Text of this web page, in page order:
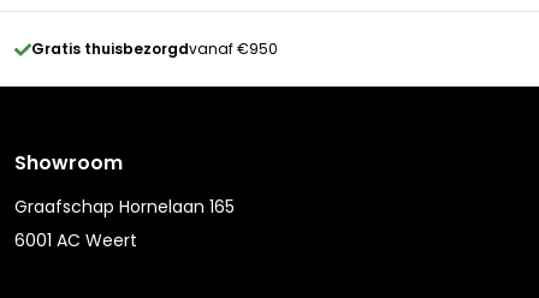
Gratis thuisbezorgdvanaf €950
Showroom
Graafschap Hornelaan 165
6001 AC Weert